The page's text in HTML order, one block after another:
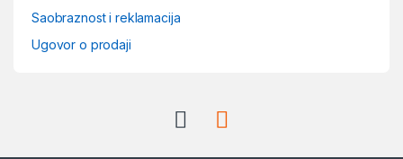
Saobraznost i reklamacija
Ugovor o prodaji